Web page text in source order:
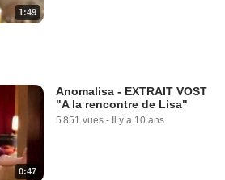
1:49
0:47
Anomalisa - EXTRAIT VOST
"A la rencontre de Lisa"
5 851 vues - Il y a 10 ans